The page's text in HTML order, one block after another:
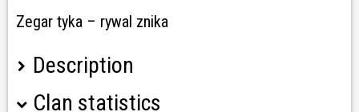
Zegar tyka – rywal znika
Description
? KLAN ROLEX – REKRUTACJA
Clan statistics